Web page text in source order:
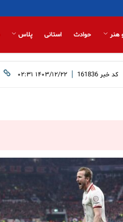
هنر حوادث استانی پلاس
کد خبر 161836
| ۱۴۰۳/۱۲/۲۲ ۰۲:۳۱